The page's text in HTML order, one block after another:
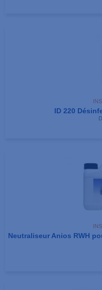
ID 220
Neutraliseur Anios RWH